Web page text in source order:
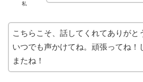
私
こちらこそ、話してくれてありがと
いつでも声かけてね。頑張ってね！
またね！